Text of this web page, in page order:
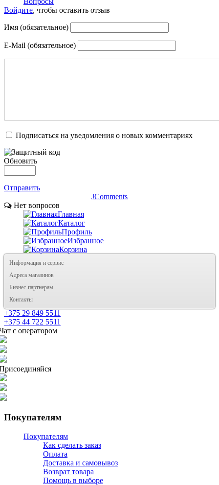
Войдите, чтобы оставить отзыв
Имя (обязательное)
E-Mail (обязательное)
Подписаться на уведомления о новых комментариях
Обновить
Отправить
JComments
Нет вопросов
Главная
Каталог
Профиль
Избранное
Корзина
Информация и сервис
Адреса магазинов
Бизнес-партнерам
Контакты
+375 29 849 5511
+375 44 722 5511
с оператором
Покупателям
Покупателям
Как сделать заказ
Оплата
Доставка и самовывоз
Возврат товара
Помощь в выборе